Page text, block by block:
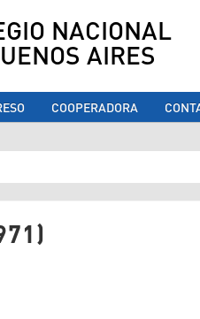
NACIONAL
AIRES
COOPERADORA
aquí